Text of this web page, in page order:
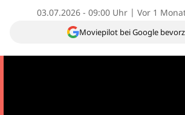
03.07.2026 - 09:00 Uhr Vor 1
Moviepilot bei Google